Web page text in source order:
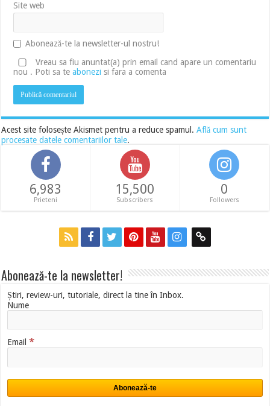
Site web
Abonează-te la newsletter-ul nostru!
Vreau sa fiu anuntat(a) prin email cand apare un comentariu
nou . Poti sa teabonezi si fara a comenta
Acest site folosește Akismet pentru a reduce spamul.Află cum sunt
procesate datele comentariilor tale.
6,983
Prieteni
15,500
Subscribers
0
Followers
Abonează-te la newsletter!
Știri, review-uri, tutoriale, direct la tine în Inbox.
Nume
Email*